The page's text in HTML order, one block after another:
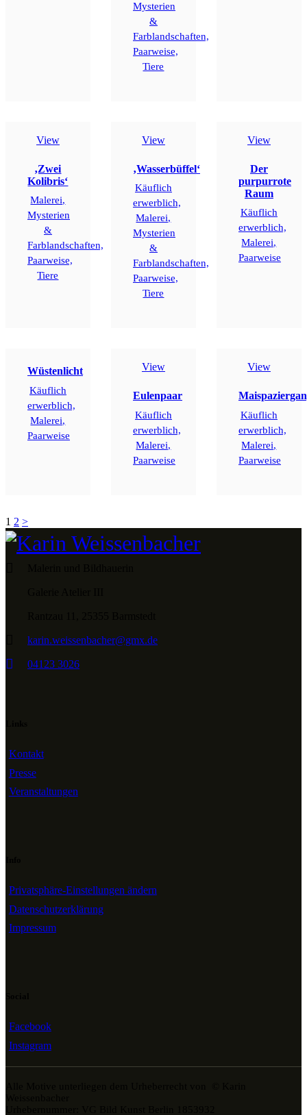
Mysterien
&
Farblandschaften,
Paarweise,
Tiere
View
‚Zwei
Kolibris‘
Malerei,
Mysterien
&
Farblandschaften,
Paarweise,
Tiere
View
‚Wasserbüffel‘
Käuflich
erwerblich,
Malerei,
Mysterien
&
Farblandschaften,
Paarweise,
Tiere
View
Der
purpurrote
Raum
Käuflich
erwerblich,
Malerei,
Paarweise
Wüstenlicht
Käuflich
erwerblich,
Malerei,
Paarweise
View
Eulenpaar
Käuflich
erwerblich,
Malerei,
Paarweise
View
Käuflich
erwerblich,
Malerei,
Paarweise
Seitennummerierung
der
Page
1 Page
2 >
karin.weissenbacher@gmx.de
04123 3026
Kontakt
Presse
Veranstaltungen
Privatsphäre-Einstellungen ändern
Datenschutzerklärung
Impressum
Facebook
Instagram